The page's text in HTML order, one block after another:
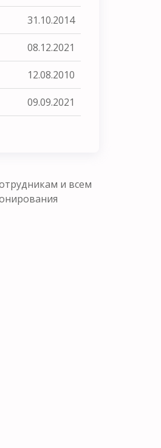
31.10.2014
08.12.2021
12.08.2010
09.09.2021
и всем